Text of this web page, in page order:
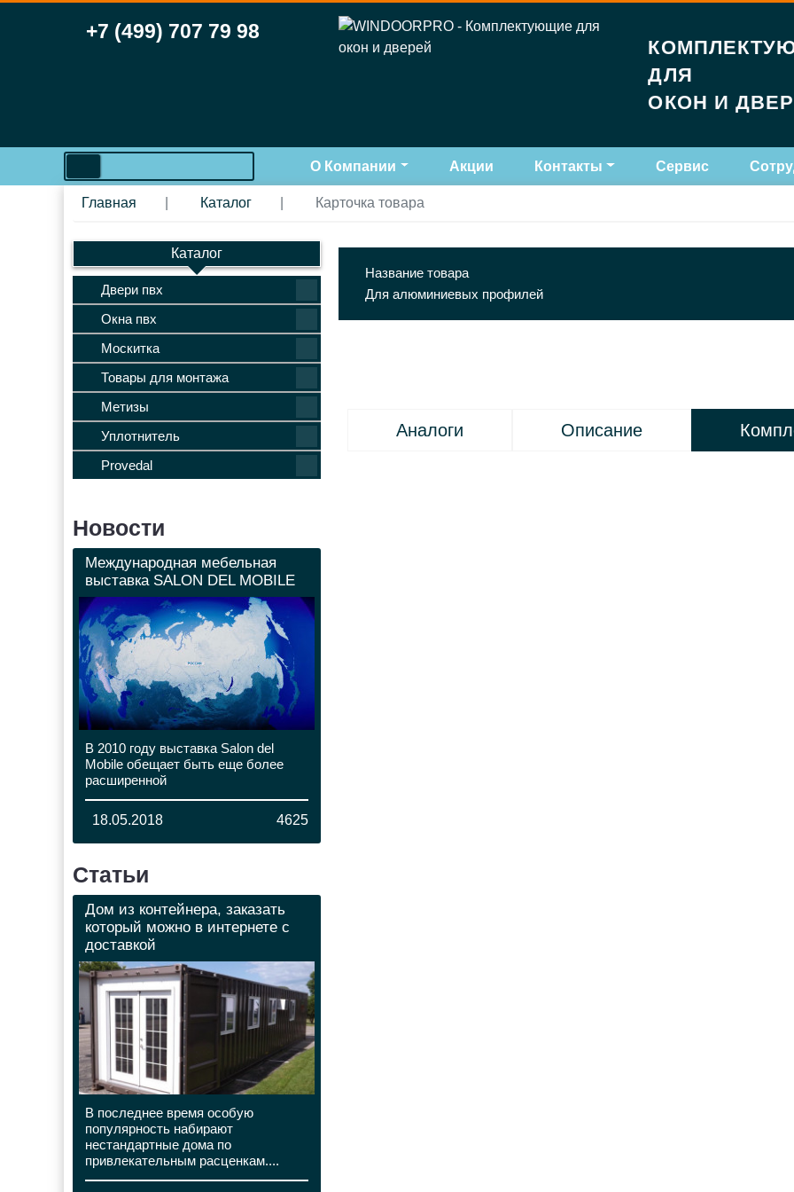
+7 (499) 707 79 98
ДЛЯ
ОКОН И
О Компании Акции Контакты Сервис
Главная Каталог Карточка товара
Каталог
Двери пвх
Окна пвх
Москитка
Товары для монтажа
Метизы
Уплотнитель
Provedal
Новости
Международная мебельная
выставка SALON DEL MOBILE
В 2010 году выставка Salon del
Mobile обещает быть еще более
расширенной
18.05.2018 4625
Статьи
Дом из контейнера, заказать
который можно в интернете с
доставкой
В последнее время особую
популярность набирают
нестандартные дома по
привлекательным расценкам....
Название товара
Для алюминиевых профилей
Аналоги Описание